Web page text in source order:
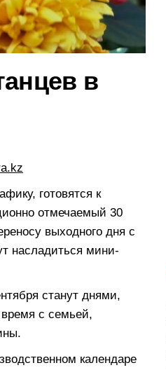
в
готовятся к
отмечаемый 30
выходного дня с
насладиться мини-
станут днями,
с семьей,
календаре